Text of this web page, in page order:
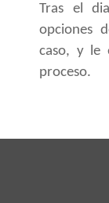
Tras el
opciones
caso, y le
proceso.